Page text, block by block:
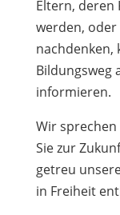
Eltern, deren
werden, oder
nachdenken,
Bildungsweg
informieren.
Wir
Sie zur
getreu
in Freiheit